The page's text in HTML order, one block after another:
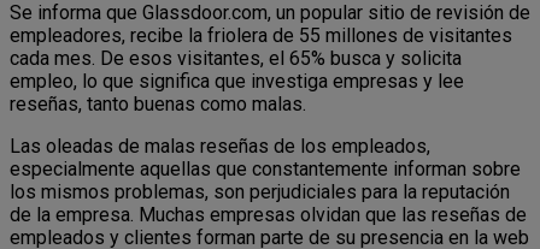
Se informa que Glassdoor.com, un popular sitio de revisión de
empleadores, recibe la friolera de 55 millones de visitantes
cada mes. De esos visitantes, el 65% busca y solicita
empleo, lo que significa que investiga empresas y lee
reseñas, tanto buenas como malas.
Las oleadas de malas reseñas de los empleados,
especialmente aquellas que constantemente informan sobre
los mismos problemas, son perjudiciales para la reputación
de la empresa. Muchas empresas olvidan que las reseñas de
empleados y clientes forman parte de su presencia en la web